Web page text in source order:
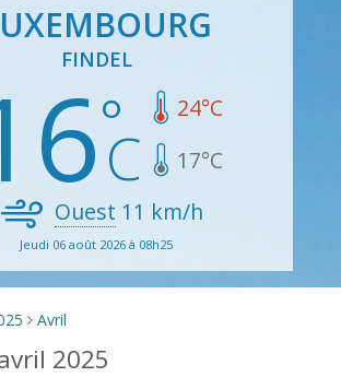
FINDEL
24°C
17°C
Ouest 11 km/h
Jeudi 06 août 2026 à 08h25
> Avril
2025